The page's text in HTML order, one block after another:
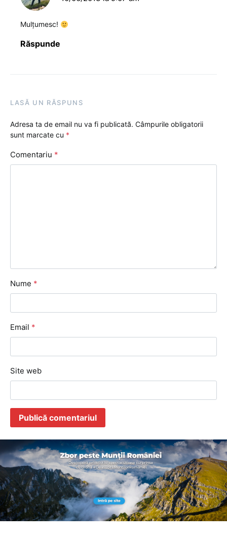
Mulțumesc!
Răspunde
LASĂ UN RĂSPUNS
Adresa ta de email nu va fi publicată. Câmpurile obligatorii
sunt marcate cu *
Comentariu *
Nume *
Email *
Site web